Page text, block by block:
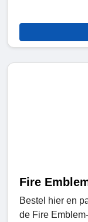
Fire
Bestel hier en
de Fire